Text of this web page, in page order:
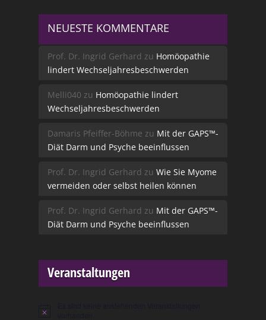
NEUESTE KOMMENTARE
Prof. Dr. Ingrid Gerhard zu Homöopathie
lindert Wechseljahresbeschwerden
Melli040 zu Homöopathie lindert
Wechseljahresbeschwerden
Damaris Pfeiffer-Böhme zu Mit der GAPS™-
Diät Darm und Psyche beeinflussen
Prof. Dr. Ingrid Gerhard zu Wie Sie Myome
vermeiden oder selbst heilen können
Prof. Dr. Ingrid Gerhard zu Mit der GAPS™-
Diät Darm und Psyche beeinflussen
Veranstaltungen
Hinweis